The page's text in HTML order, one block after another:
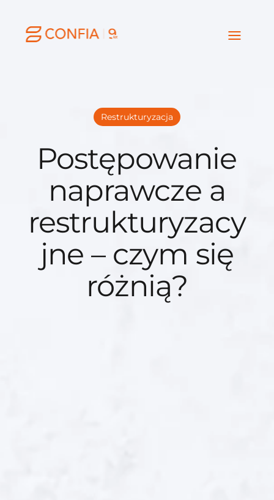
Restrukturyzacja
Postępowanie
naprawcze a
restrukturyzacy
jne – czym się
różnią?